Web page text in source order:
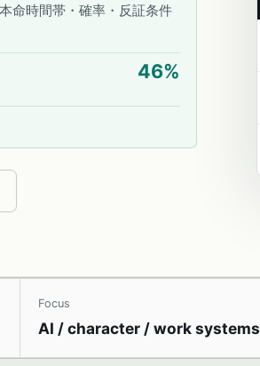
命時間帯・確率・反証条件
46%
Focus
AI / character / work systems